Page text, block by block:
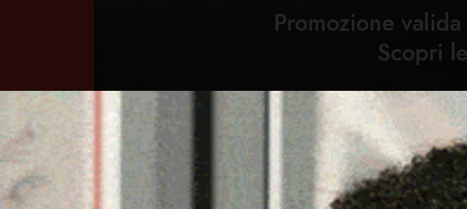
Home Ozieri Territorio Sardegna Cronaca